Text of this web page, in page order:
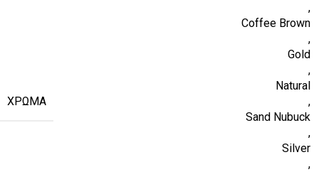
ΧΡΏΜΑ
,
Coffee Brown
,
Gold
,
Natural
,
Sand Nubuck
,
Silver
,